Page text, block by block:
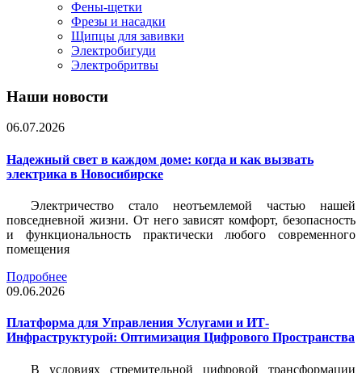
Фены-щетки
Фрезы и насадки
Щипцы для завивки
Электробигуди
Электробритвы
Наши новости
06.07.2026
Надежный свет в каждом доме: когда и как вызвать
электрика в Новосибирске
Электричество стало неотъемлемой частью нашей
повседневной жизни. От него зависят комфорт, безопасность
и функциональность практически любого современного
помещения
Подробнее
09.06.2026
Платформа для Управления Услугами и ИТ-
Инфраструктурой: Оптимизация Цифрового Пространства
В условиях стремительной цифровой трансформации